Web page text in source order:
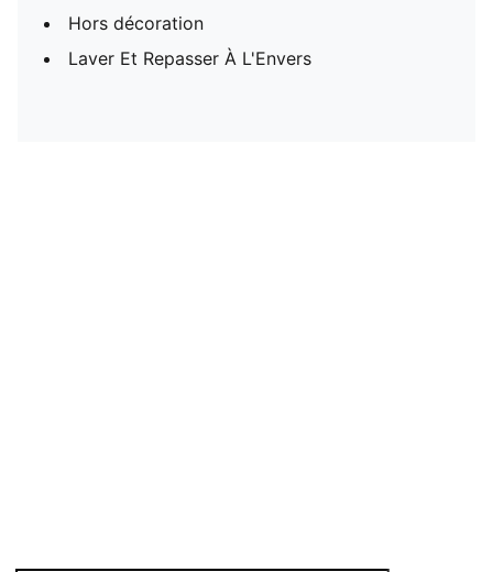
Hors décoration
Laver Et Repasser À L'Envers